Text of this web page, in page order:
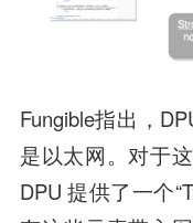
Fungible指出，
是以太网。对于
DPU 提供了一个